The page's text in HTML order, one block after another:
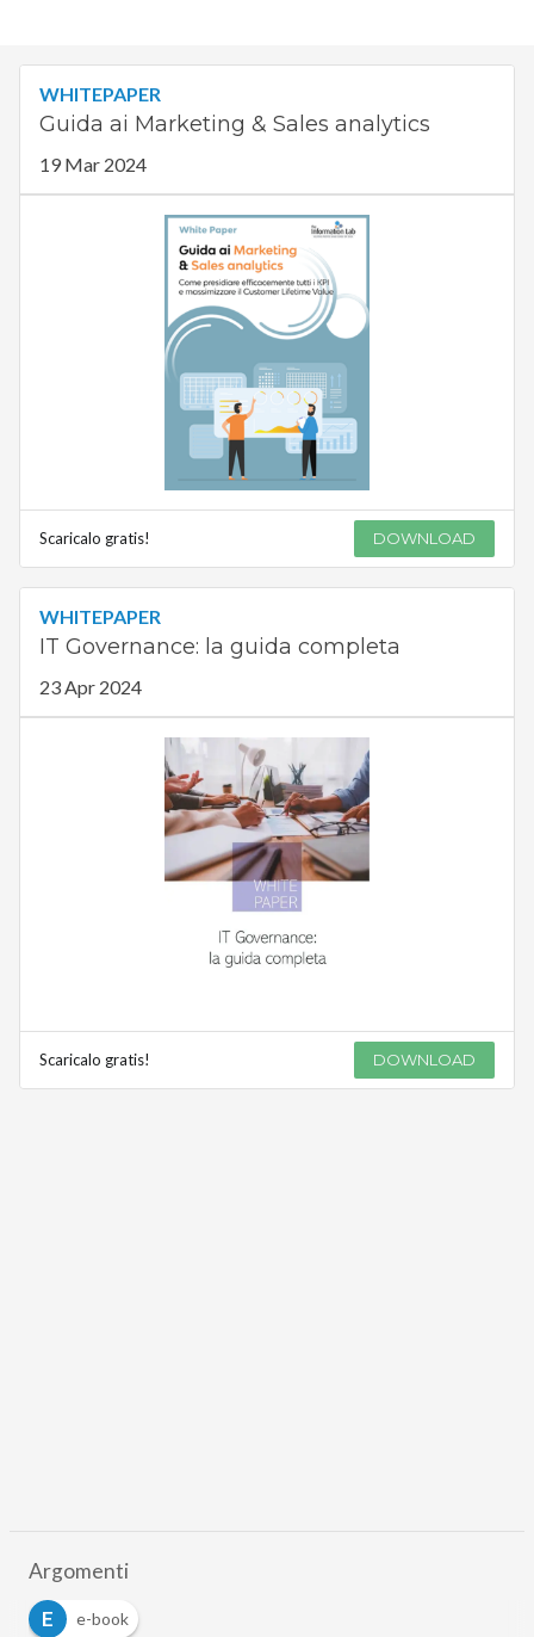
WHITEPAPER
Guida ai Marketing & Sales analytics
19 Mar 2024
Scaricalo gratis! DOWNLOAD
WHITEPAPER
IT Governance: la guida completa
23 Apr 2024
Scaricalo gratis! DOWNLOAD
Argomenti
E
e-book